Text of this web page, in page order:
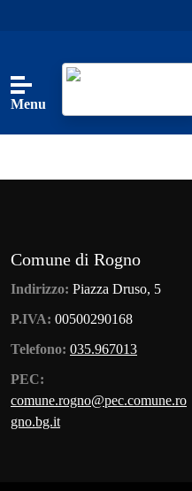
Menu
Comune di Rogno
Indirizzo: Piazza Druso, 5
P.IVA: 00500290168
Telefono: 035.967013
PEC:
comune.rogno@pec.comune.ro
gno.bg.it